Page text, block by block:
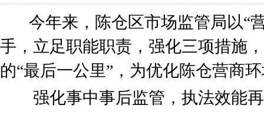
今年来，陈仓区市场监管局以“
手，立足职能职责，强化三项措施
的“最后一公里”，为优化陈仓营商
强化事中事后监管，执法效能